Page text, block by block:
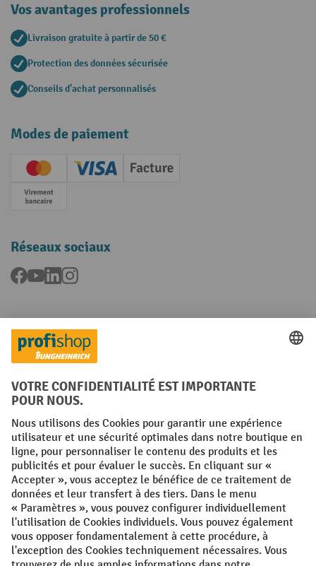
Vos avantages professionnels
Livraison gratuite à partir de 50 €
Protection des données sécurisée
Conseils d'achat personnalisés
Modes de paiement
Creditcard (Master)Creditcard (Visa)
Facture
Paiement anticipé
Réseaux sociaux
Facebook
YouTubeLinkedInInstagram
Langues
FR NL
Conditions générales Mentions légales
Protection des Données Politique de cookies
All prices excl. VAT plusshipping costsand possible delivery charges,
if not stated otherwise.
¹ La remise est valable jusqu'à épuisement des stocks. La remise ne
s'applique pas aux prix spéciaux. Il n'est pas possible de le combiner
avec d'autres réductions en pourcentage ou bons de réduction. | ² La
réduction sera accordée une seule fois lors de la première inscription